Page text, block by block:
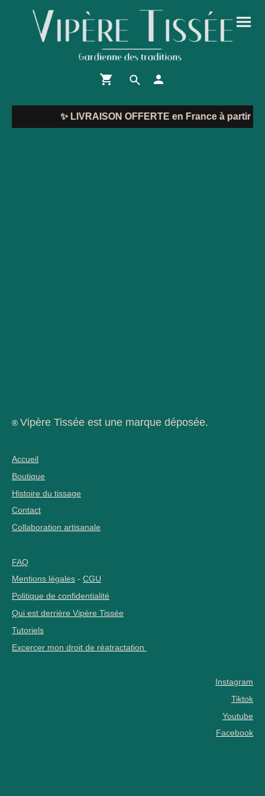
✨LIVRAISON OFFERTE en France à partir de
® Vipère Tissée est une marque déposée.
Accueil
Boutique
Histoire du tissage
Contact
Collaboration artisanale
FAQ
Mentions légales - CGU
Politique de confidentialité
Qui est derrière Vipère Tissée
Tutoriels
Excercer mon droit de réatractation
Instagram
Tiktok
Youtube
Facebook